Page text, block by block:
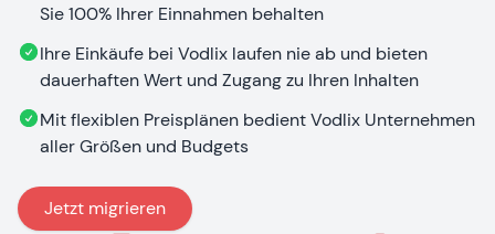
Sie 100% Ihrer Einnahmen behalten
Ihre Einkäufe bei Vodlix laufen nie ab und bieten
dauerhaften Wert und Zugang zu Ihren Inhalten
Mit flexiblen Preisplänen bedient Vodlix Unternehmen
aller Größen und Budgets
Jetzt migrieren